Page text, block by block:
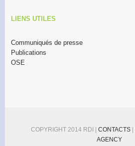
LIENS UTILES
Communiqués de presse
Publications
OSE
COPYRIGHT 2014 RDI | CONTACTS
AGENCY